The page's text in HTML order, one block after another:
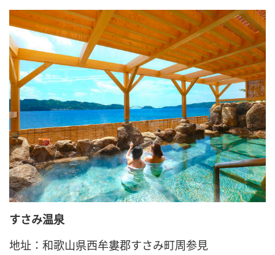
すさみ温泉
地址：和歌山県西牟婁郡すさみ町周参見